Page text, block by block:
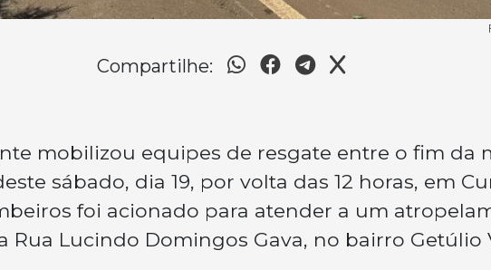
Compartilhe:
mobilizou equipes de resgate entre o fim da
sábado, dia 19, por volta das 12 horas, em
foi acionado para atender a um
Rua Lucindo Domingos Gava, no bairro Getúlio